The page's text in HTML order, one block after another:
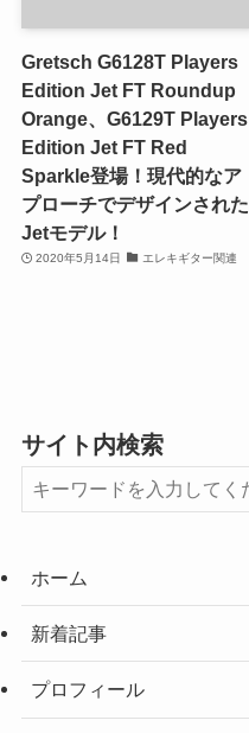
Gretsch G6128T Players
Edition Jet FT Roundup
Orange、G6129T Players
Edition Jet FT Red
Sparkle登場！現代的なア
プローチでデザインされた
Jetモデル！
2020年5月14日 エレキギター関連
サイト内検索
ホーム
新着記事
プロフィール